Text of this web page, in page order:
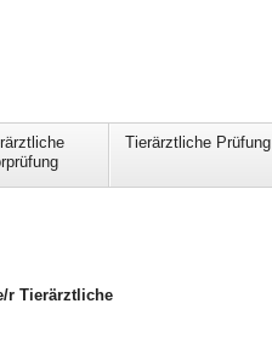
Tierärztliche Prüfung
r Tierärztliche